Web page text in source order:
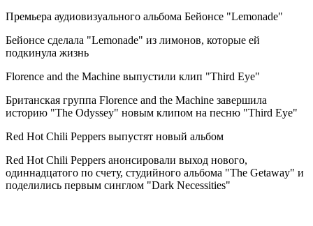
Премьера аудиовизуального альбома Бейонсе "Lemonade"
Бейонсе сделала "Lemonade" из лимонов, которые ей
подкинула жизнь
Florence and the Machine выпустили клип "Third Eye"
Британская группа Florence and the Machine завершила
историю "The Odyssey" новым клипом на песню "Third Eye"
Red Hot Chili Peppers выпустят новый альбом
Red Hot Chili Peppers анонсировали выход нового,
одиннадцатого по счету, студийного альбома "The Getaway" и
поделились первым синглом "Dark Necessities"